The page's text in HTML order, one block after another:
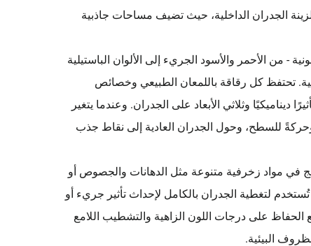
لزينة الجدران الداخلية، حيث تضيف مساحات جاذبية
- من الأحمر والأسود الجريء إلى الألوان الباستيلية
تحتفظ كل رقاقة باللمعان الطبيعي وخصائص
ديناميكيًا وثلاثي الأبعاد على الجدران. وعندما يتغير
للسطح، وحول الجدران العادية إلى نقاط جذب
في مواد زخرفية متنوعة مثل الدهانات والجصوص أو
لتغطية الجدران بالكامل لإحداث تأثير جريء أو
الحفاظ على درجات اللون الزاهية والتشطيب اللامع
البيئية.